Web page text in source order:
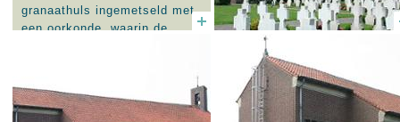
granaathuls ingemetseld met
een oorkonde, waarin de